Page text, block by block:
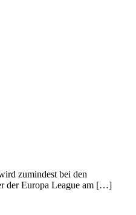
zumindest bei den
der Europa League am […]